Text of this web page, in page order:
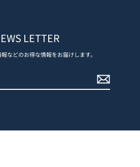
LETTER
などのお得な情報をお届けします。